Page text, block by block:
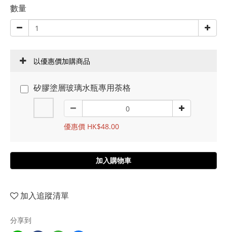
數量
以優惠價加購商品
矽膠塗層玻璃水瓶專用荼格
優惠價 HK$48.00
加入購物車
加入追蹤清單
分享到